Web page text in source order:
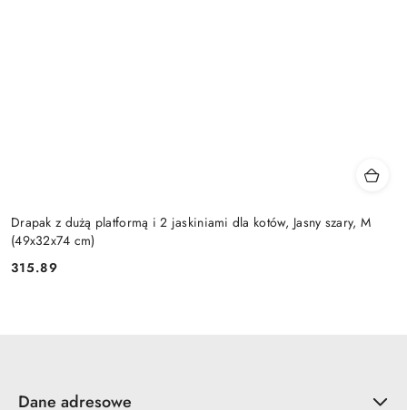
Drapak z dużą platformą i 2 jaskiniami dla kotów, Jasny szary, M
(49x32x74 cm)
Cena:
315.89
Dane adresowe